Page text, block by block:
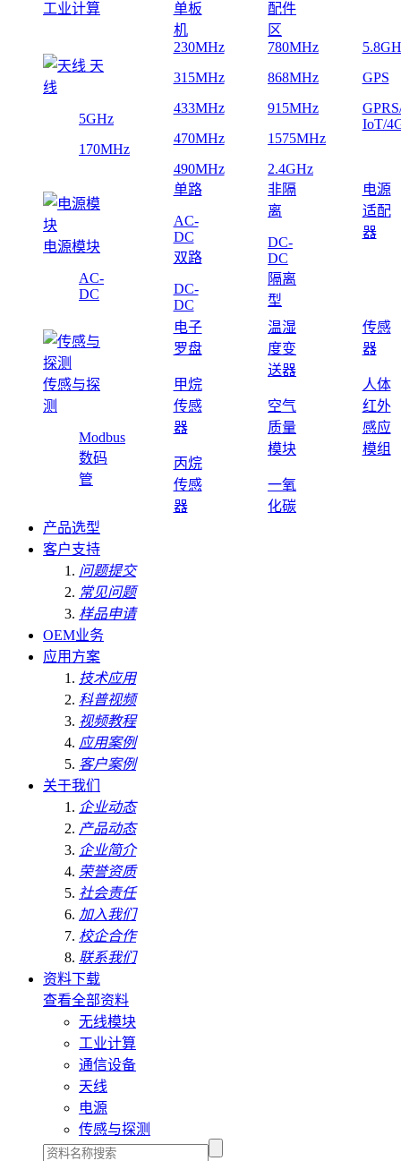
工业计算
单板
机
配件
区
天
线
5GHz
170MHz
230MHz
315MHz
433MHz
470MHz
490MHz
780MHz
868MHz
915MHz
1575MHz
2.4GHz
GPS
IoT/
电源模块
AC-
DC
单路
AC-
DC
双路
DC-
DC
非隔
离
DC-
DC
隔离
型
电源
适配
器
传感与探
测
Modbus
数码
管
电子
罗盘
甲烷
传感
器
丙烷
传感
器
温湿
度变
送器
空气
质量
模块
一氧
化碳
传感
器
人体
红外
感应
模组
产品选型
客户支持
问题提交
常见问题
样品申请
OEM业务
应用方案
技术应用
科普视频
视频教程
应用案例
客户案例
关于我们
企业动态
产品动态
企业简介
荣誉资质
社会责任
加入我们
校企合作
联系我们
资料下载
查看全部资料
无线模块
工业计算
通信设备
天线
电源
传感与探测